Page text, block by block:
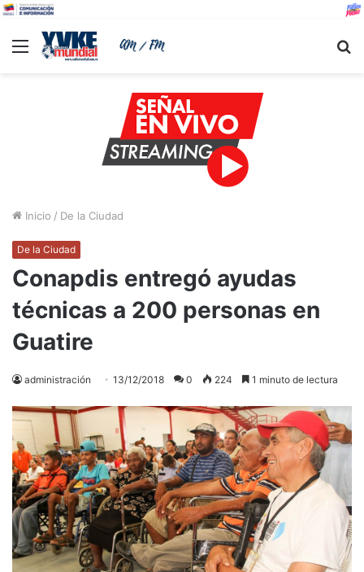
Menu
Inicio / De la Ciudad
De la Ciudad
Conapdis entregó ayudas
técnicas a 200 personas en
Guatire
administración 13/12/2018 0 224 1 minuto de lectura